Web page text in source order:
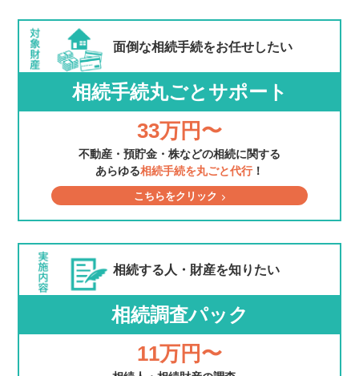
面倒な相続手続をお任せしたい
相続手続丸ごとサポート
33万円〜
不動産・預貯金・株などの相続に関する
あらゆる相続手続を丸ごと代行！
こちらをクリック
相続する人・財産を知りたい
相続調査パック
11万円〜